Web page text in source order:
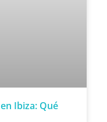
Ibiza: Qué